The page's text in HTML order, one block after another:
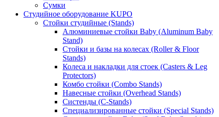
Сумки
Студийное оборудование KUPO
Стойки студийные (Stands)
Алюминиевые стойки Baby (Aluminum Baby
Stand)
Стойки и базы на колесах (Roller & Floor
Stands)
Колеса и накладки для стоек (Casters & Leg
Protectors)
Комбо стойки (Combo Stands)
Навесные стойки (Overhead Stands)
Систенды (C-Stands)
Специализированные стойки (Special Stands)